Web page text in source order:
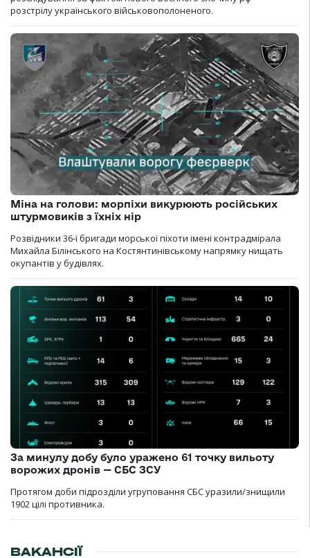
розстрілу українського військовополоненого.
Міна на голови: морпіхи викурюють російських
штурмовиків з їхніх нір
Розвідники 36-ї бригади морської піхоти імені контрадмірала
Михайла Білінського на Костянтинівському напрямку нищать
окупантів у будівлях.
За минулу добу було уражено 61 точку вильоту
ворожих дронів — СБС ЗСУ
Протягом доби підрозділи угруповання СБС уразили/знищили
1902 цілі противника.
ВАКАНСІЇ